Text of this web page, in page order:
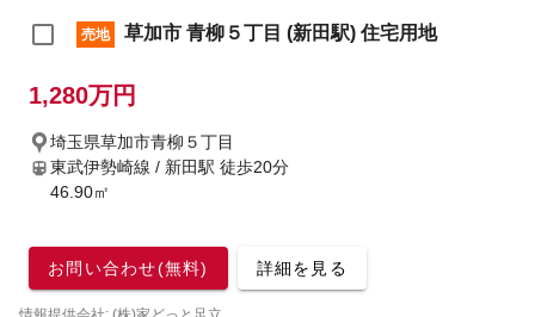
売地 草加市 青柳５丁目 (新田駅) 住宅用地
1,280万円
埼玉県草加市青柳５丁目
東武伊勢崎線 / 新田駅 徒歩20分
46.90㎡
お問い合わせ(無料) 詳細を見る